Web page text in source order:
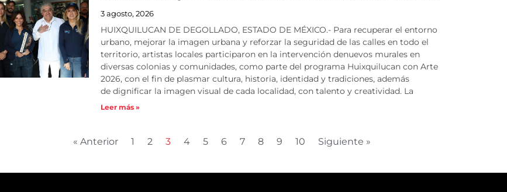
3 agosto, 2026
HUIXQUILUCAN DE DEGOLLADO, ESTADO DE MÉXICO.- Para recuperar el entorno
urbano, mejorar la imagen urbana y reforzar la seguridad de las calles en todo el
territorio, artistas locales participaron en la intervención denuevos murales en
diversas colonias y comunidades, como parte del programa Huixquilucan con Arte
2026, con el fin de plasmar cultura, historia, identidad y tradiciones, además
de dignificar la imagen visual de cada localidad, con talento y creatividad. La
Leer más »
« Anterior 1 2 3 4 5 6 7 8 9 10 Siguiente »